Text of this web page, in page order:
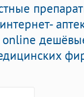
online